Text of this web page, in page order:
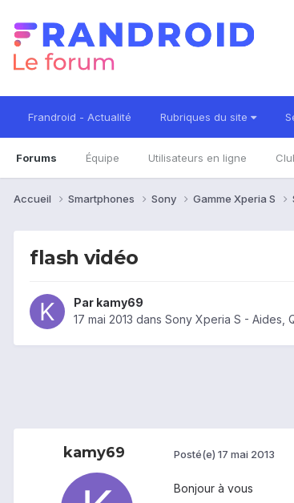
Frandroid - Actualité Rubriques du site
Forums Équipe Utilisateurs en ligne
Accueil Smartphones Sony Gamme Xperia S
flash vidéo
Par kamy69
17 mai 2013 dans Sony Xperia S - Aides,
kamy69 Posté(e) 17 mai 2013
Bonjour à vous